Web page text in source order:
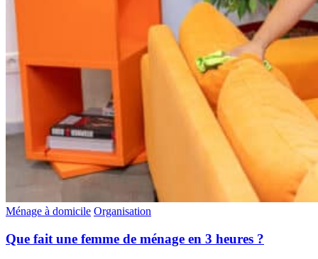
Ménage à domicile Organisation
Que fait une femme de ménage en 3 heures ?